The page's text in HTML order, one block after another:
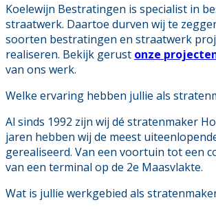
Koelewijn Bestratingen is specialist in
straatwerk. Daartoe durven wij te
soorten bestratingen en straatwerk
realiseren. Bekijk gerust onze
van ons werk.
Welke ervaring hebben jullie als
Al sinds 1992 zijn wij dé stratenmaker
jaren hebben wij de meest
gerealiseerd. Van een voortuin tot een
van een terminal op de 2e Maasvlakte.
Wat is jullie werkgebied als